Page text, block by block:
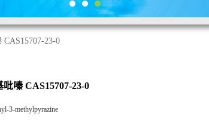
23-0
嗪 CAS15707-23-0
3-methylpyrazine